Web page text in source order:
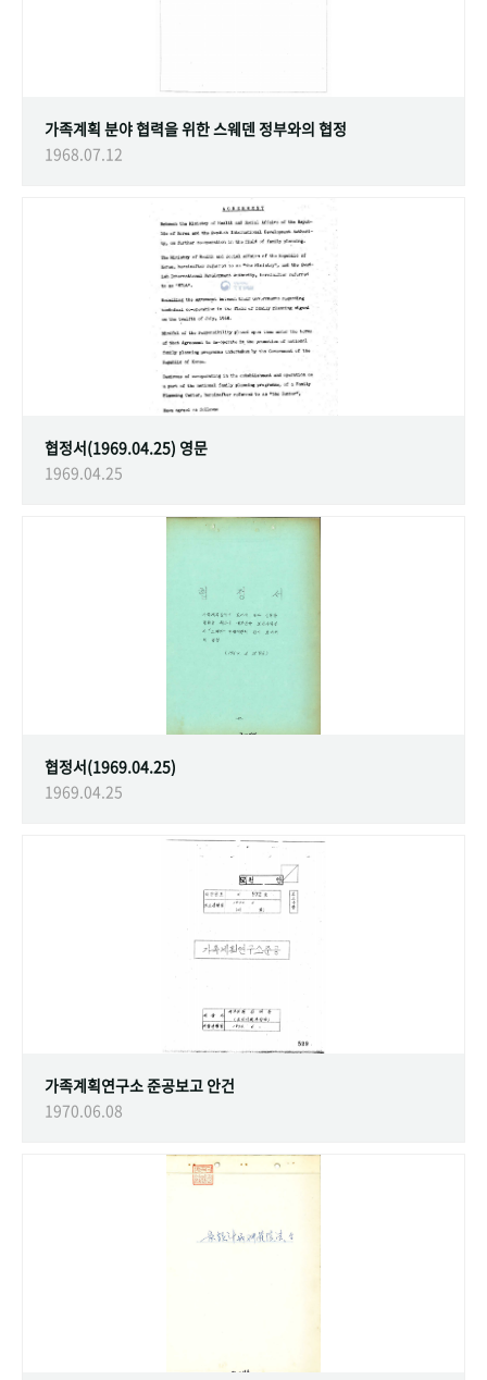
가족계획 분야 협력을 위한 스웨덴 정부와의 협정
1968.07.12
협정서(1969.04.25) 영문
1969.04.25
협정서(1969.04.25)
1969.04.25
가족계획연구소 준공보고 안건
1970.06.08